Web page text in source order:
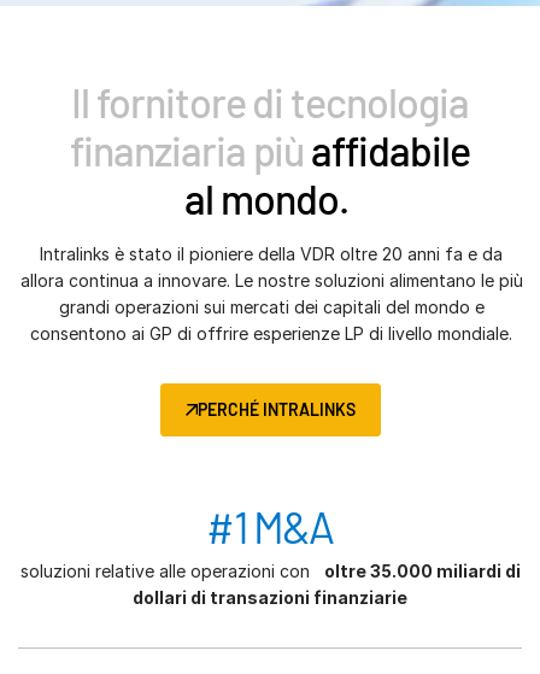
Il fornitore di tecnologia
finanziaria piùaffidabile
al mondo.
Intralinks è stato il pioniere della VDR oltre 20 anni fa e da
allora continua a innovare. Le nostre soluzioni alimentano le più
grandi operazioni sui mercati dei capitali del mondo e
consentono ai GP di offrire esperienze LP di livello mondiale.
PERCHÉ INTRALINKS
#1 M&A
soluzioni relative alle operazioni con oltre 35.000 miliardi di
dollari di transazioni finanziarie